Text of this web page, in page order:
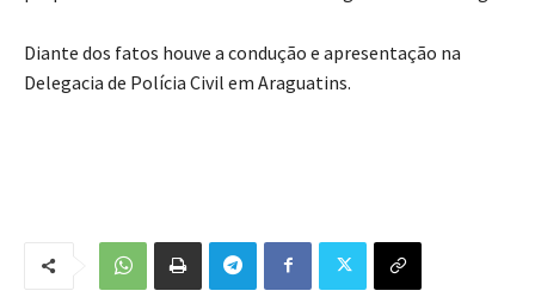
Diante dos fatos houve a condução e apresentação na
Delegacia de Polícia Civil em Araguatins.